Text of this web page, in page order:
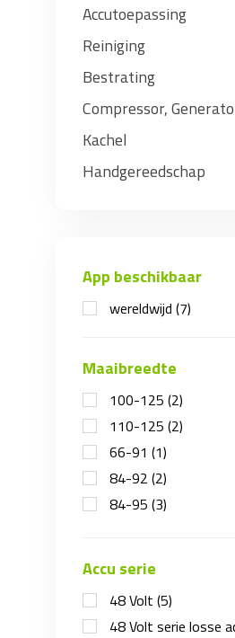
Accutoepassing
Reiniging
Bestrating
Compressor,
Kachel
Handgereedschap
App beschikbaar
wereldwijd (7)
Maaibreedte
100-125 (2)
110-125 (2)
66-91 (1)
84-92 (2)
84-95 (3)
Accu serie
48 Volt (5)
48 Volt serie losse